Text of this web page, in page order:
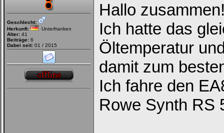
Geschlecht:
Herkunft:
Unterfranken
Alter: 41
Beiträge: 6
Dabei seit: 01 / 2015
Hallo
Ich hatte das
Öltemperatur
damit zum
Ich fahre den
Rowe Synth RS